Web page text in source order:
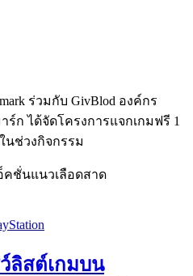
ร่วมกับ GivBlod องค์กร
ร์ก ได้จัดโครงการแจกเกมฟรี 1
นช่วงกิจกรรม
คชั่นแนวเลือดสาด
ลิสต์เกมบน